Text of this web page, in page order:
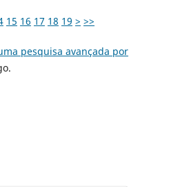
15 16 17 18 19 > >>
pesquisa avançada por